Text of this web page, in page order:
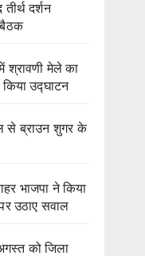
दर्शन
बैठक
श्रावणी मेले का
उद्घाटन
से ब्राउन शुगर के
भाजपा ने किया
पर उठाए सवाल
को जिला